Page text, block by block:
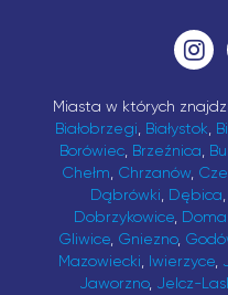
Miasta w których
Białobrzegi, Białystok,
Borówiec, Brzeźnica,
Chełm, Chrzanów,
Dąbrówki, Dębica,
Dobrzykowice,
Gliwice, Gniezno,
Mazowiecki, Iwierzyce,
Jaworzno, Jelcz-